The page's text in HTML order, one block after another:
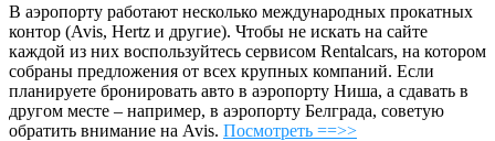
В аэропорту работают несколько международных прокатных
контор (Avis, Hertz и другие). Чтобы не искать на сайте
каждой из них воспользуйтесь сервисом Rentalcars, на котором
собраны предложения от всех крупных компаний. Если
планируете бронировать авто в аэропорту Ниша, а сдавать в
другом месте – например, в аэропорту Белграда, советую
обратить внимание на Avis. Посмотреть ==>>